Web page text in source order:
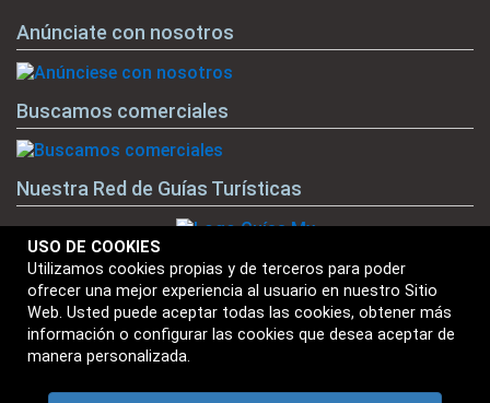
USO DE COOKIES
Utilizamos cookies propias y de terceros para poder
ofrecer una mejor experiencia al usuario en nuestro Sitio
Web. Usted puede aceptar todas las cookies, obtener más
información o configurar las cookies que desea aceptar de
manera personalizada.
Anúnciate con nosotros
Buscamos comerciales
Nuestra Red de Guías Turísticas
Nuestras Marcas